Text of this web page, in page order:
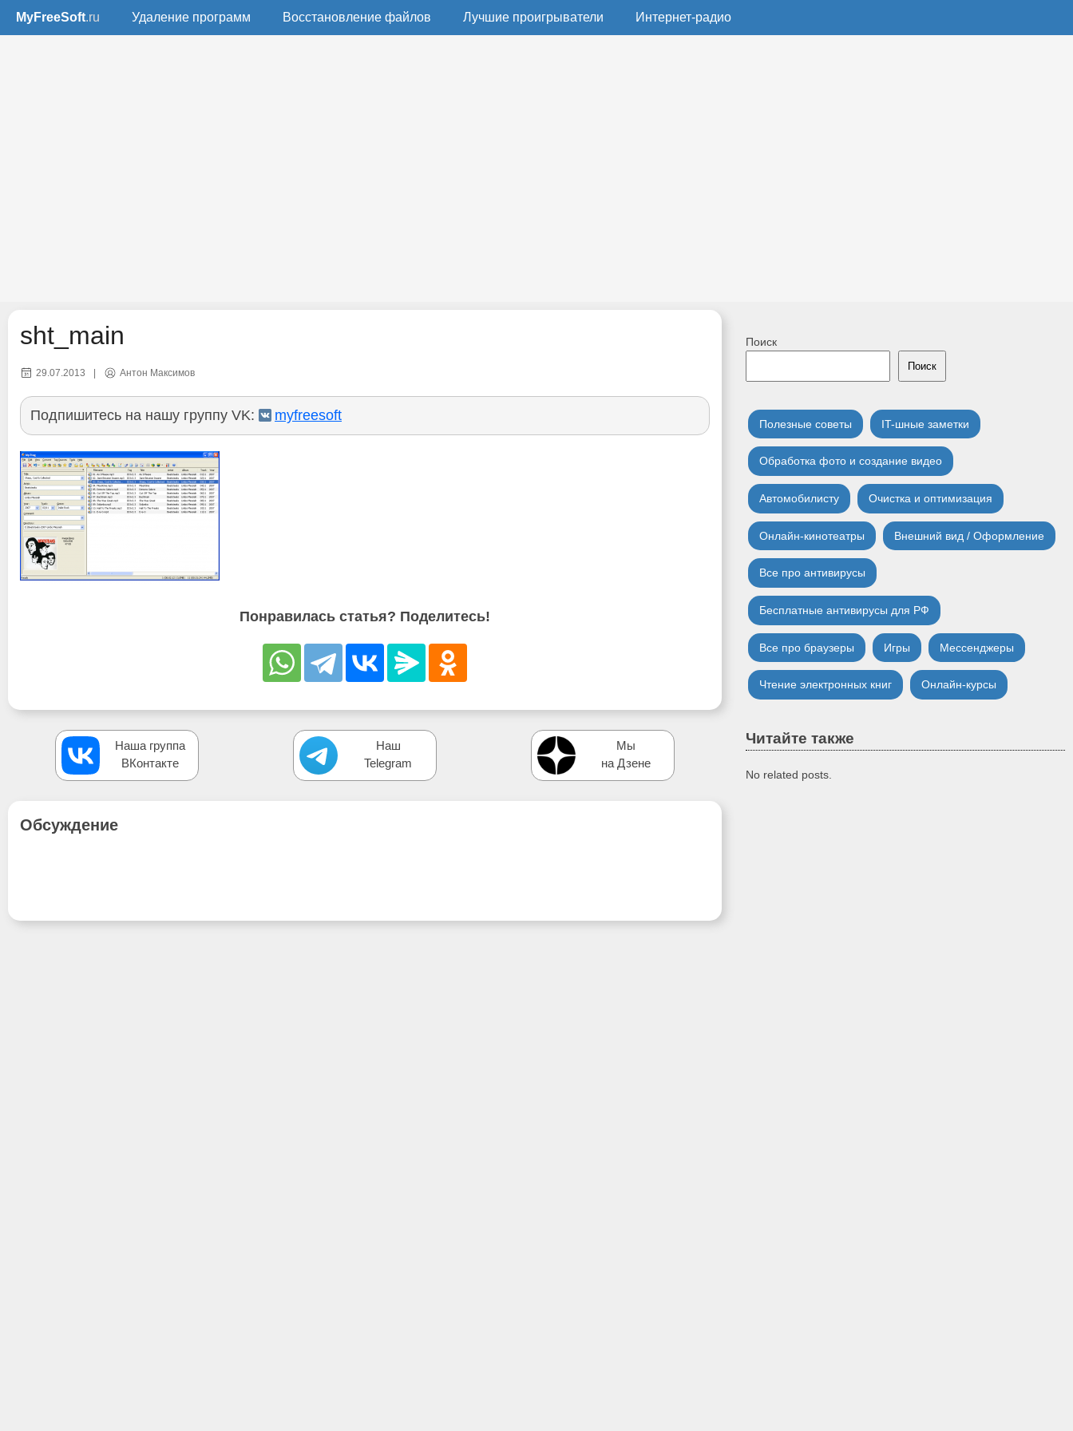
MyFreeSoft.ru Удаление программ Восстановление файлов Лучшие проигрыватели Интернет-радио
sht_main
29.07.2013 | Антон Максимов
Подпишитесь на нашу группу VK: myfreesoft
Понравилась статья? Поделитесь!
Наша группа
ВКонтакте
Наш
Telegram
Мы
на Дзене
Обсуждение
Поиск
Поиск
Полезные советы IT-шные заметки
Обработка фото и создание видео
Автомобилисту Очистка и оптимизация
Онлайн-кинотеатры Внешний вид / Оформление
Все про антивирусы
Бесплатные антивирусы для РФ
Все про браузеры Игры Мессенджеры
Чтение электронных книг Онлайн-курсы
Читайте также
No related posts.